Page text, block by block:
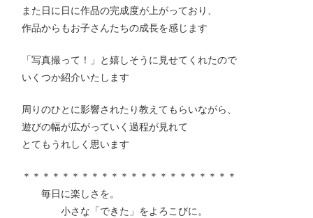
また日に日に作品の完成度が上がっており、
作品からもお子さんたちの成長を感じます
「写真撮って！」と嬉しそうに見せてくれたので
いくつか紹介いたします
周りのひとに影響されたり教えてもらいながら、
遊びの幅が広がっていく過程が見れて
とてもうれしく思います
＊＊＊＊＊＊＊＊＊＊＊＊＊＊＊＊＊＊＊＊＊＊
毎日に楽しさを。
小さな「できた」をよろこびに。